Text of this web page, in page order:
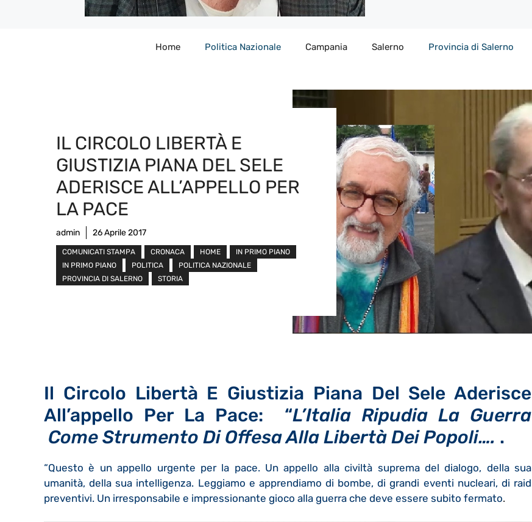
Home Politica Nazionale Campania Salerno Provincia di Salerno
IL CIRCOLO LIBERTÀ E
GIUSTIZIA PIANA DEL SELE
ADERISCE ALL’APPELLO PER
LA PACE
admin 26 Aprile 2017
COMUNICATI STAMPA CRONACA HOME
IN PRIMO PIANO
IN PRIMO PIANO
POLITICA
POLITICA NAZIONALE
PROVINCIA DI SALERNO
STORIA
Il Circolo Libertà E Giustizia Piana Del Sele Aderisce
All’appello Per La Pace: “L’Italia Ripudia La Guerra
Come Strumento Di Offesa Alla Libertà Dei Popoli…. .
“Questo è un appello urgente per la pace. Un appello alla civiltà suprema del dialogo, della sua
umanità, della sua intelligenza. Leggiamo e apprendiamo di bombe, di grandi eventi nucleari, di raid
preventivi. Un irresponsabile e impressionante gioco alla guerra che deve essere subito fermato.